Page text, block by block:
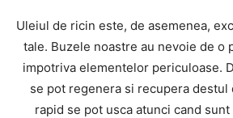
Uleiul de ricin este, de asemenea,
tale. Buzele noastre au nevoie de o
impotriva elementelor periculoase.
se pot regenera si recupera
rapid se pot usca atunci cand